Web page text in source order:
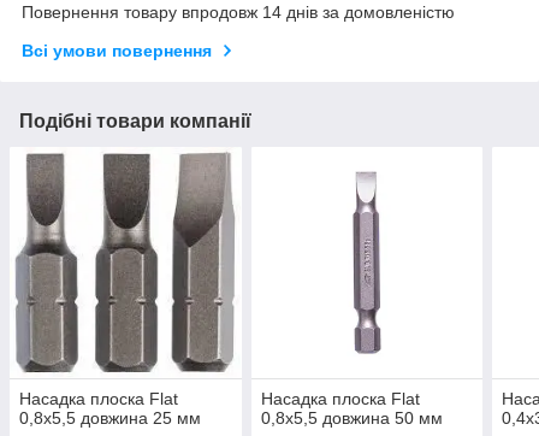
Повернення товару впродовж 14 днів за домовленістю
Всі умови повернення
Подібні товари компанії
Насадка плоска Flat
0,8х5,5 довжина 25 мм
Насадка плоска Flat
0,8х5,5 довжина 50 мм